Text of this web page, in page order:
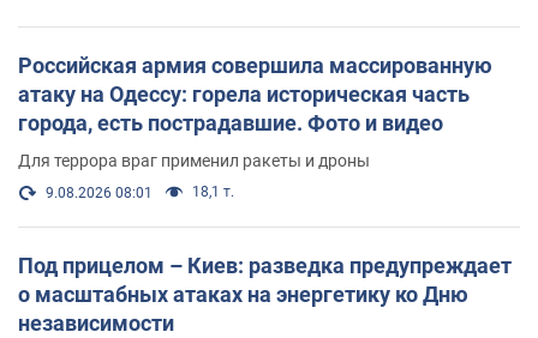
Российская армия совершила массированную
атаку на Одессу: горела историческая часть
города, есть пострадавшие. Фото и видео
Для террора враг применил ракеты и дроны
9.08.2026 08:01 18,1 т.
Под прицелом – Киев: разведка предупреждает
о масштабных атаках на энергетику ко Дню
независимости